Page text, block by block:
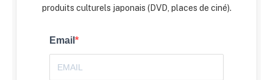
produits culturels japonais (DVD, places de ciné).
Email